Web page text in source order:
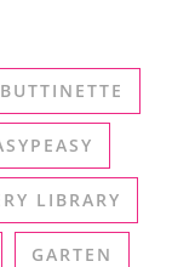
BUTTINETTE
LIBRARY
GARTEN